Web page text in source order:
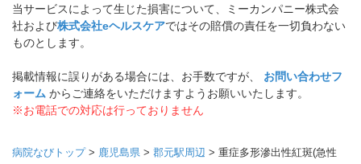
当サービスによって生じた損害について、ミーカンパニー株式会
社および株式会社eヘルスケアではその賠償の責任を一切負わない
ものとします。
掲載情報に誤りがある場合には、お手数ですが、 お問い合わせフ
ォーム からご連絡をいただけますようお願いいたします。
※お電話での対応は行っておりません
病院なびトップ> 鹿児島県 > 郡元駅周辺 > 重症多形滲出性紅斑(急性